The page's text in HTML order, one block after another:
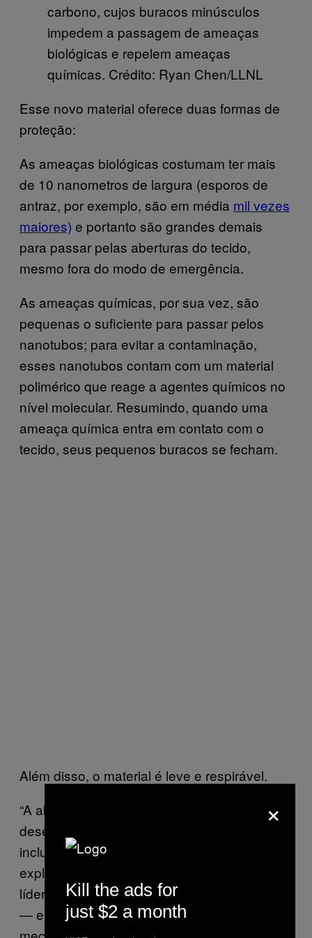
carbono, cujos buracos minúsculos
impedem a passagem de ameaças
biológicas e repelem ameaças
químicas. Crédito: Ryan Chen/LLNL
Esse novo material oferece duas formas de
proteção:
As ameaças biológicas costumam ter mais
de 10 nanometros de largura (esporos de
antraz, por exemplo, são em média mil vezes
maiores) e portanto são grandes demais
para passar pelas aberturas do tecido,
mesmo fora do modo de emergência.
As ameaças químicas, por sua vez, são
pequenas o suficiente para passar pelos
nanotubos; para evitar a contaminação,
esses nanotubos contam com um material
polimérico que reage a agentes químicos no
nível molecular. Resumindo, quando uma
ameaça química entra em contato com o
tecido, seus pequenos buracos se fecham.
Além disso, o material é leve e respirável.
“A abordagem tradicional do
desenvolvimento de tecidos protetores não
incluía a ideia de materiais inteligentes”,
explica Dr. Francesco Fornasiero, um dos
líderes do projeto. “A proteção costumava ser
— e ainda é — alcançada através de um
×
Kill the ads for
just $2 a month